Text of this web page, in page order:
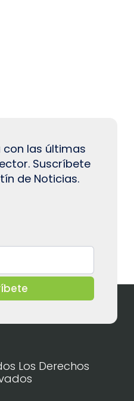
las últimas
Suscríbete
de Noticias.
Los Derechos